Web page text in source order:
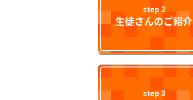
step 2
生徒さんのご紹介
step 3